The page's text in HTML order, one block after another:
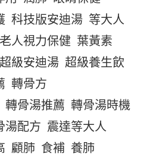
科技版安迪湯 等大人
老人視力保健 葉黃素
超級安迪湯 超級養生飲
轉骨方
轉骨湯推薦 轉骨湯時機
湯配方 震達等大人
顧肺 食補 養肺